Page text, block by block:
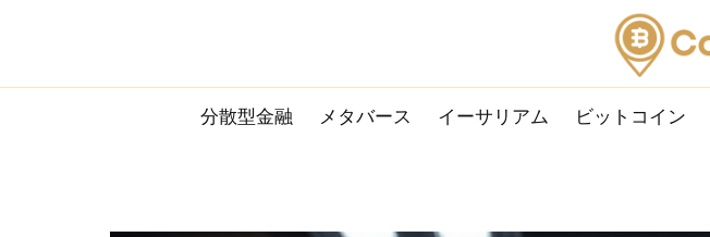
content
分散型金融 メタバース イーサリアム ビットコイン